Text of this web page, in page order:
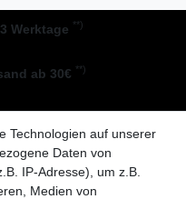
Werktage **)
ab 30€ **)
Technologien auf unserer
Daten von
IP-Adresse), um z.B.
Medien von